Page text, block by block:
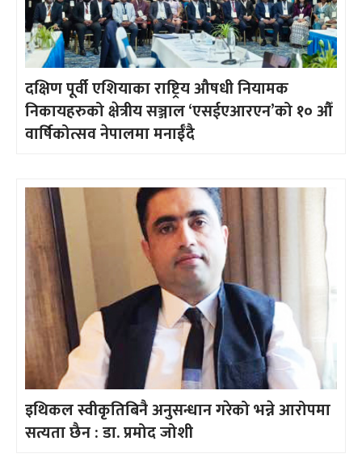
दक्षिण पूर्वी एशियाका राष्ट्रिय औषधी नियामक
निकायहरुको क्षेत्रीय सञ्जाल ‘एसईएआरएन’को १० औँ
वार्षिकोत्सव नेपालमा मनाईँदै
इथिकल स्वीकृतिबिनै अनुसन्धान गरेको भन्ने आरोपमा
सत्यता छैन : डा. प्रमोद जोशी